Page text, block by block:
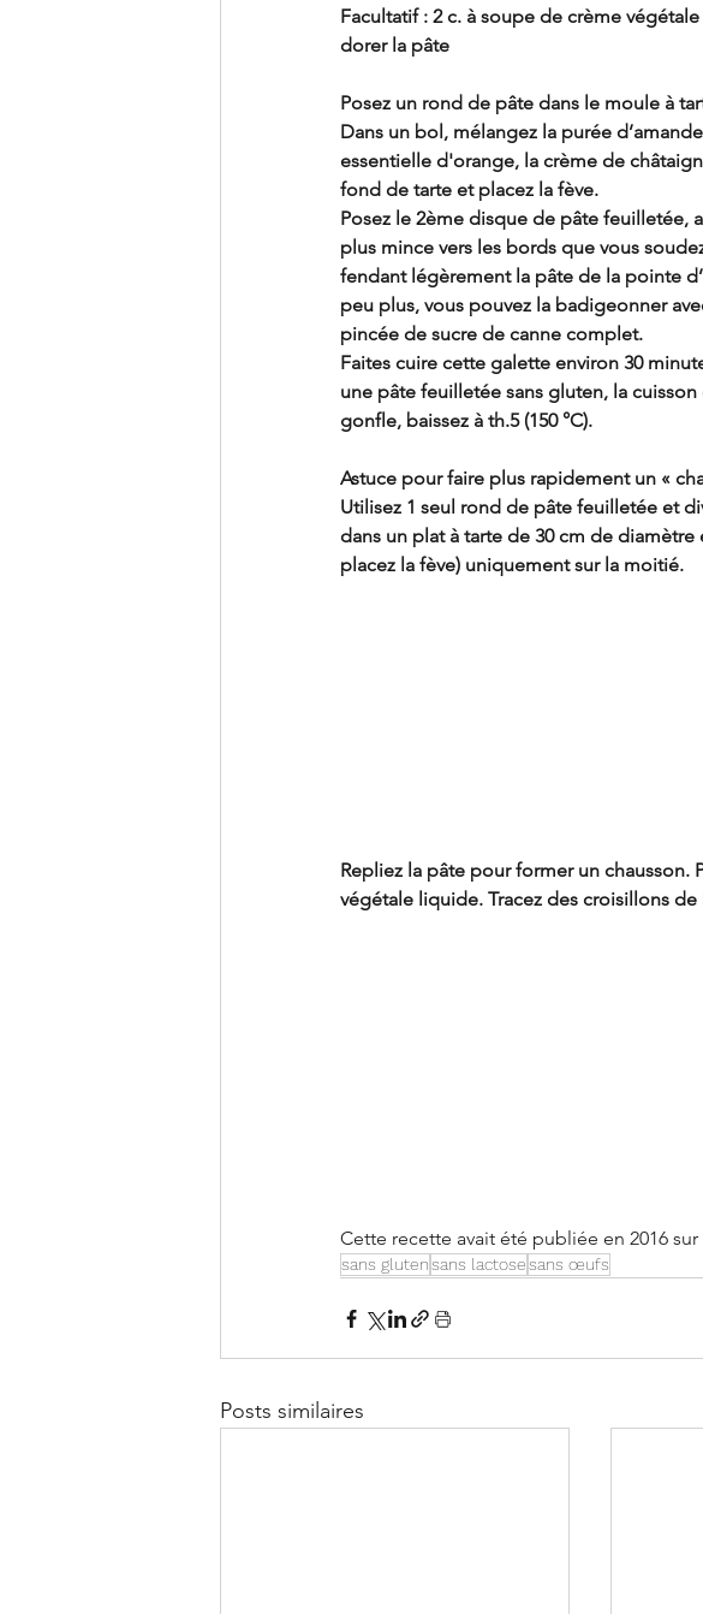
Facultatif : 2 c. à soupe de crème
dorer la pâte
Posez un rond de pâte dans le moule à
Dans un bol, mélangez la purée
essentielle d'orange, la crème de
fond de tarte et placez la fève.
Posez le 2ème disque de pâte feuilletée,
plus mince vers les bords que vous
fendant légèrement la pâte de la pointe
peu plus, vous pouvez la badigeonner
pincée de sucre de canne complet.
Faites cuire cette galette environ 30
une pâte feuilletée sans gluten, la
gonfle, baissez à th.5 (150 °C).
Astuce pour faire plus rapidement un «
Utilisez 1 seul rond de pâte feuilletée et
dans un plat à tarte de 30 cm de
placez la fève) uniquement sur la moitié.
Repliez la pâte pour former un chausson.
végétale liquide. Tracez des croisillons
Cette recette avait été publiée en 2016 sur
sans glutensans lactosesans œufs
Posts similaires